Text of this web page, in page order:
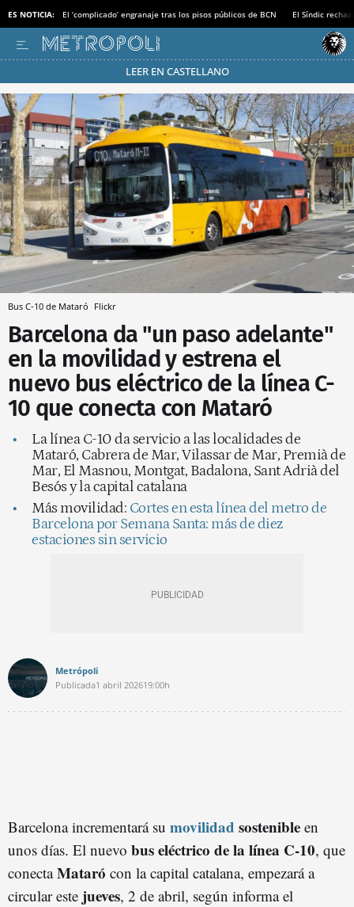
ES NOTICIA: El ‘complicado’ engranaje tras los pisos públicos de BCN El Síndic
LEER EN CASTELLANO
Pásate al MODO AHORRO
Bus C-10 de Mataró Flickr
Barcelona da "un paso adelante"
en la movilidad y estrena el
nuevo bus eléctrico de la línea C-
10 que conecta con Mataró
La línea C-10 da servicio a las localidades de
Mataró, Cabrera de Mar, Vilassar de Mar, Premià de
Mar, El Masnou, Montgat, Badalona, Sant Adrià del
Besós y la capital catalana
Más movilidad: Cortes en esta línea del metro de
Barcelona por Semana Santa: más de diez
estaciones sin servicio
Metrópoli
Publicada1 abril 202619:00h
Barcelona incrementará su movilidad sostenible en
unos días. El nuevo bus eléctrico de la línea C-10, que
conectaMataró con la capital catalana, empezará a
circular este jueves, 2 de abril, según informa el